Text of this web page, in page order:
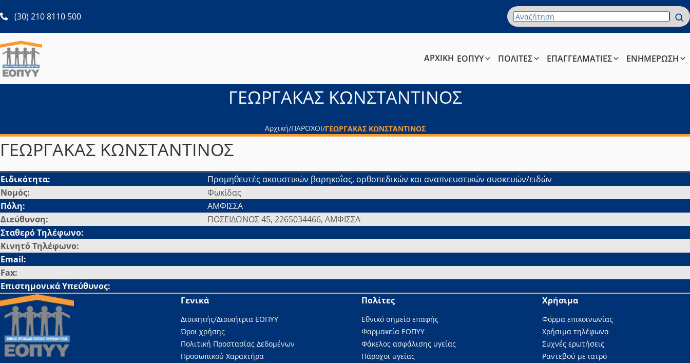
(30) 210 8110 500ανοίγει σε νέα καρτέλα
Όρος Αναζήτησης
ΑΡΧΙΚΗ ΕΟΠΥΥ ΠΟΛΙΤΕΣ ΕΠΑΓΓΕΛΜΑΤΙΕΣ ΕΝΗΜΕΡΩΣΗ
ΓΕΩΡΓΑΚΑΣ ΚΩΝΣΤΑΝΤΙΝΟΣ
Αρχική/ΠΑΡΟΧΟΙ/ΓΕΩΡΓΑΚΑΣ ΚΩΝΣΤΑΝΤΙΝΟΣ
ΓΕΩΡΓΑΚΑΣ ΚΩΝΣΤΑΝΤΙΝΟΣ
Ειδικότητα:
Προμηθευτές ακουστικών βαρηκοΐας, ορθοπεδικών και αναπνευστικών συσκευών/ειδών
Νομός:
Φωκίδας
Πόλη:
ΑΜΦΙΣΣΑ
Διεύθυνση:
ΠΟΣΕΙΔΩΝΟΣ 45, 2265034466, ΑΜΦΙΣΣΑ
Σταθερό Τηλέφωνο:
Κινητό Τηλέφωνο:
Email:
Fax:
Επιστημονικά Υπεύθυνος:
Γενικά
Διοικητής/Διοικήτρια ΕΟΠΥΥ
Όροι χρήσης
Πολιτική Προστασίας Δεδομένων
Προσωπικού Χαρακτήρα
Πολίτες
Εθνικό σημείο επαφής
Φαρμακεία ΕΟΠΥΥ
Φάκελος ασφάλισης υγείας
Πάροχοι υγείας
Χρήσιμα
Φόρμα επικοινωνίας
Χρήσιμα τηλέφωνα
Συχνές ερωτήσεις
Ραντεβού με ιατρό